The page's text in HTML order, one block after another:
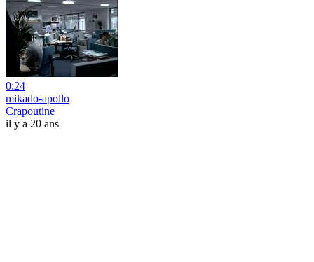
0:24
mikado-apollo
Crapoutine
il y a 20 ans